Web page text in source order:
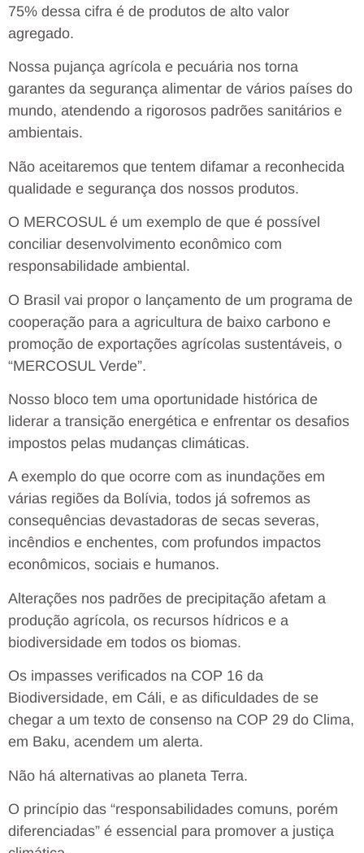
75% dessa cifra é de produtos de alto valor
agregado.
Nossa pujança agrícola e pecuária nos torna
garantes da segurança alimentar de vários países do
mundo, atendendo a rigorosos padrões sanitários e
ambientais.
Não aceitaremos que tentem difamar a reconhecida
qualidade e segurança dos nossos produtos.
O MERCOSUL é um exemplo de que é possível
conciliar desenvolvimento econômico com
responsabilidade ambiental.
O Brasil vai propor o lançamento de um programa de
cooperação para a agricultura de baixo carbono e
promoção de exportações agrícolas sustentáveis, o
“MERCOSUL Verde”.
Nosso bloco tem uma oportunidade histórica de
liderar a transição energética e enfrentar os desafios
impostos pelas mudanças climáticas.
A exemplo do que ocorre com as inundações em
várias regiões da Bolívia, todos já sofremos as
consequências devastadoras de secas severas,
incêndios e enchentes, com profundos impactos
econômicos, sociais e humanos.
Alterações nos padrões de precipitação afetam a
produção agrícola, os recursos hídricos e a
biodiversidade em todos os biomas.
Os impasses verificados na COP 16 da
Biodiversidade, em Cáli, e as dificuldades de se
chegar a um texto de consenso na COP 29 do Clima,
em Baku, acendem um alerta.
Não há alternativas ao planeta Terra.
O princípio das “responsabilidades comuns, porém
diferenciadas” é essencial para promover a justiça